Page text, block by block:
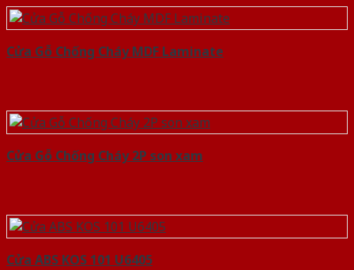
Cửa Gỗ Chống Cháy MDF Laminate
Cửa Gỗ Chống Cháy 2P son xam
Cửa ABS KOS 101 U6405